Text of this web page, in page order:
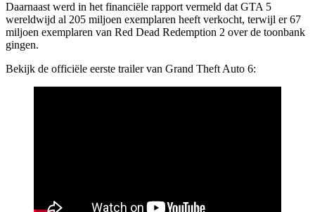
Daarnaast werd in het financiële rapport vermeld dat GTA 5
wereldwijd al 205 miljoen exemplaren heeft verkocht, terwijl er 67
miljoen exemplaren van Red Dead Redemption 2 over de toonbank
gingen.
Bekijk de officiële eerste trailer van Grand Theft Auto 6: